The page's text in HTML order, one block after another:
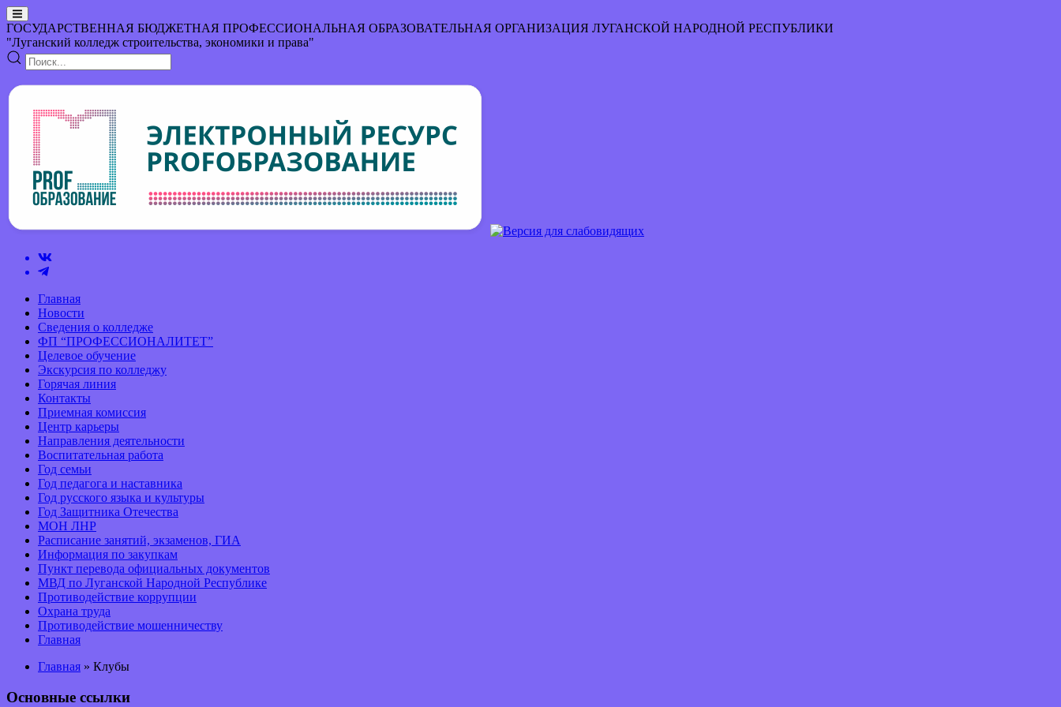
ГОСУДАРСТВЕННАЯ БЮДЖЕТНАЯ ПРОФЕССИОНАЛЬНАЯ ОБРАЗОВАТЕЛЬНАЯ ОРГАНИЗАЦИЯ ЛУГАНСКОЙ НАРОДНОЙ РЕСПУБЛИКИ
"Луганский колледж строительства, экономики и права"
Главная
Новости
Сведения о колледже
ФП “ПРОФЕССИОНАЛИТЕТ”
Целевое обучение
Экскурсия по колледжу
Горячая линия
Контакты
Приемная комиссия
Центр карьеры
Направления деятельности
Воспитательная работа
Год семьи
Год педагога и наставника
Год русского языка и культуры
Год Защитника Отечества
МОН ЛНР
Расписание занятий, экзаменов, ГИА
Информация по закупкам
Пункт перевода официальных документов
МВД по Луганской Народной Республике
Противодействие коррупции
Охрана труда
Противодействие мошенничеству
Главная
Главная » Клубы
Основные ссылки